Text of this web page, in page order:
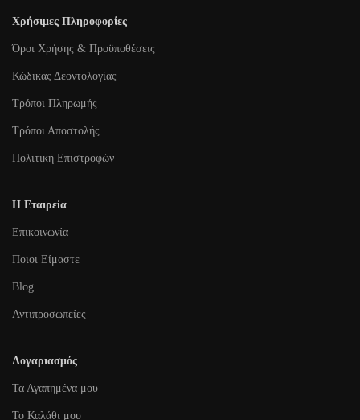
Χρήσιμες Πληροφορίες
Όροι Χρήσης & Προϋποθέσεις
Κώδικας Δεοντολογίας
Τρόποι Πληρωμής
Τρόποι Αποστολής
Πολιτική Επιστροφών
Η Εταιρεία
Επικοινωνία
Ποιοι Είμαστε
Blog
Αντιπροσωπείες
Λογαριασμός
Τα Αγαπημένα μου
To Καλάθι μου